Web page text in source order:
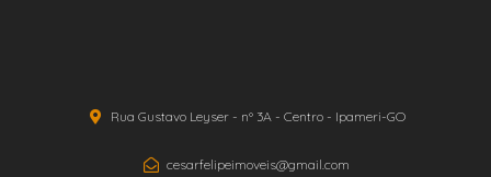
Rua Gustavo Leyser - nº 3A - Centro - Ipameri-GO
cesarfelipeimoveis@gmail.com